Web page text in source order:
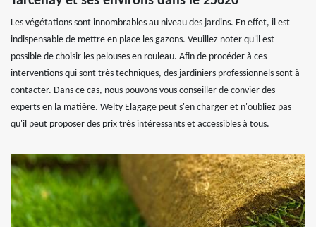
Les végétations sont innombrables au niveau des jardins. En effet, il est
indispensable de mettre en place les gazons. Veuillez noter qu'il est
possible de choisir les pelouses en rouleau. Afin de procéder à ces
interventions qui sont très techniques, des jardiniers professionnels sont à
contacter. Dans ce cas, nous pouvons vous conseiller de convier des
experts en la matière. Welty Elagage peut s'en charger et n'oubliez pas
qu'il peut proposer des prix très intéressants et accessibles à tous.